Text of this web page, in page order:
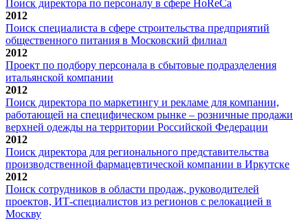
Поиск директора по персоналу в сфере HoReCa
2012
Поиск специалиста в сфере строительства предприятий
общественного питания в Московский филиал
2012
Проект по подбору персонала в сбытовые подразделения
итальянской компании
2012
Поиск директора по маркетингу и рекламе для компании,
работающей на специфическом рынке – розничные продажи
верхней одежды на территории Российской Федерации
2012
Поиск директора для регионального представительства
производственной фармацевтической компании в Иркутске
2012
Поиск сотрудников в области продаж, руководителей
проектов, ИТ-специалистов из регионов с релокацией в
Москву